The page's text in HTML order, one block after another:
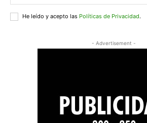
He leído y acepto las Políticas de Privacidad.
- Advertisement -